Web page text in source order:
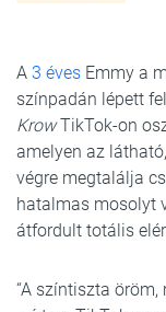
A 3 éves Emmy a
színpadán lépett
KrowTikTok-on
amelyen az
végre megtalálja
hatalmas mosolyt
átfordult totális
“A színtiszta